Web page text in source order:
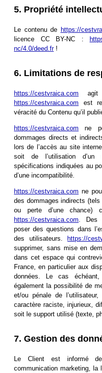
5. Propriété
Le contenu de https://
licence CC BY-NC :
nc/4.0/deed.fr!
6. Limitations de
https://cestvraica.com agit
https://cestvraica.com est
véracité du Contenu qu’il
https://cestvraica.com ne
dommages directs et
lors de l’accès au site
soit de l’utilisation d’un
spécifications indiquées au
d’une incompatibilité.
https://cestvraica.com ne
des dommages indirects (tels
ou perte d’une chance)
https://cestvraica.com . Des
poser des questions dans
des utilisateurs.
https://
supprimer, sans mise en
dans cet espace qui
France, en particulier aux
données. Le cas échéant,
également la possibilité de
et/ou pénale de
caractère raciste, injurieux,
soit le support utilisé (texte,
7. Gestion des
Le Client est informé
communication marketing, la